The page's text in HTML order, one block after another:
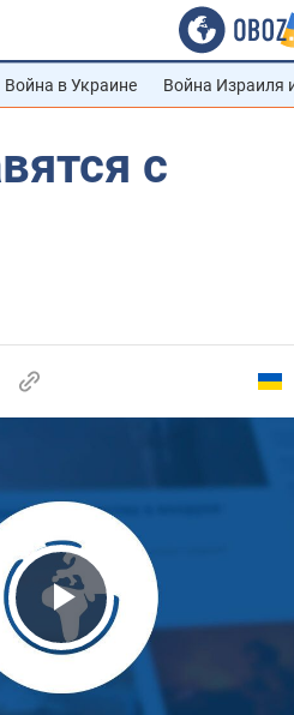
Война в Украине Война Израиля
с
Play Video